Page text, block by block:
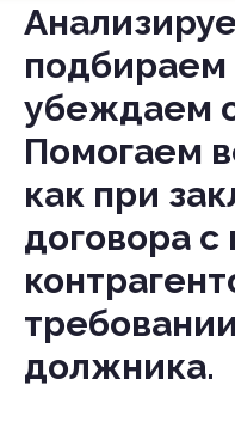
подбираем
убеждаем
Помогаем
как при
договора
должника.